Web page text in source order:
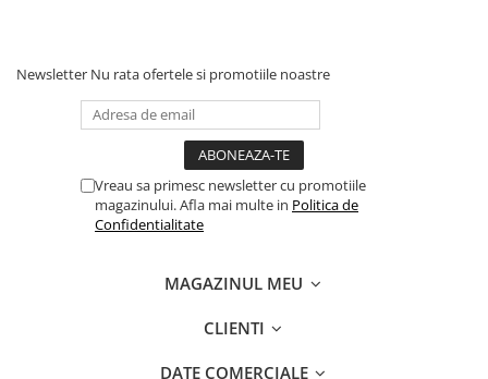
Newsletter Nu rata ofertele si promotiile noastre
Vreau sa primesc newsletter cu promotiile
magazinului. Afla mai multe in Politica de
Confidentialitate
MAGAZINUL MEU
CLIENTI
DATE COMERCIALE